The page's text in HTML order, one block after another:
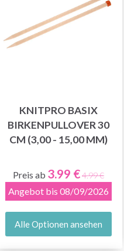
KNITPRO BASIX
BIRKENPULLOVER 30
CM (3,00 - 15,00 MM)
Preis ab 3.99 €4.99 €
Angebot bis 08/09/2026
Alle Optionen ansehen